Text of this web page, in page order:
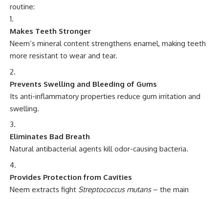
routine:
Makes Teeth Stronger
Neem’s mineral content strengthens enamel, making teeth
more resistant to wear and tear.
Prevents Swelling and Bleeding of Gums
Its anti-inflammatory properties reduce gum irritation and
swelling.
Eliminates Bad Breath
Natural antibacterial agents kill odor-causing bacteria.
Provides Protection from Cavities
Neem extracts fight Streptococcus mutans– the main